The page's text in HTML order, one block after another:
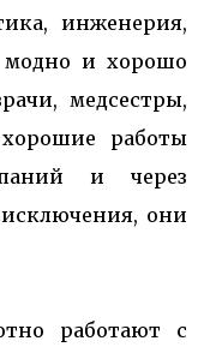
инженерия,
модно и хорошо
медсестры,
работы
и через
они
работают с